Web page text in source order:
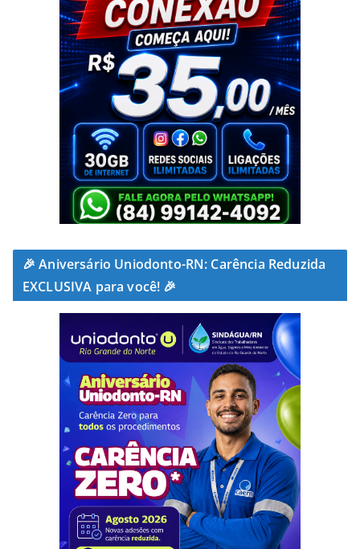
🎉 Aniversário Uniodonto-RN: Carência Reduzida
EXCLUSIVA para você! 🎉